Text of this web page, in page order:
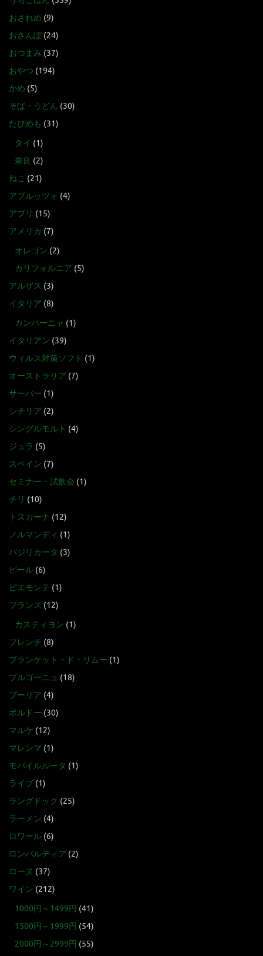
おされめ (9)
おさんぽ(24)
おつまみ (37)
おやつ (194)
かめ (5)
そば・うどん (30)
たびめも (31)
タイ (1)
奈良 (2)
ねこ (21)
アブルッツォ (4)
アプリ (15)
アメリカ (7)
オレゴン (2)
カリフォルニア (5)
アルザス (3)
イタリア (8)
カンパーニャ (1)
イタリアン (39)
ウィルス対策ソフト (1)
オーストラリア (7)
サーバー (1)
シチリア (2)
シングルモルト (4)
ジュラ (5)
スペイン (7)
セミナー・試飲会 (1)
チリ (10)
トスカーナ (12)
ノルマンディ (1)
バジリカータ (3)
ビール (6)
ピエモンテ (1)
フランス (12)
カスティヨン (1)
フレンチ (8)
ブランケット・ド・リムー (1)
ブルゴーニュ (18)
プーリア (4)
ボルドー (30)
マルケ (12)
マレンマ (1)
モバイルルータ (1)
ライブ (1)
ラングドック (25)
ラーメン (4)
ロワール (6)
ロンバルディア (2)
ローヌ (37)
ワイン (212)
1000円～1499円 (41)
1500円～1999円 (54)
2000円～2999円 (55)